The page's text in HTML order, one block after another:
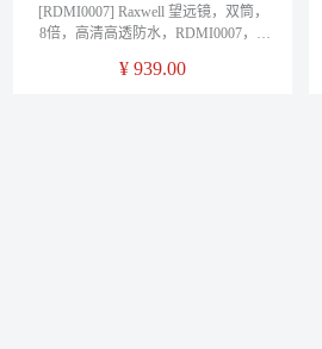
[RDMI0007] Raxwell 望远镜，双筒，
8倍，高清高透防水，RDMI0007， 1
¥ 939.00